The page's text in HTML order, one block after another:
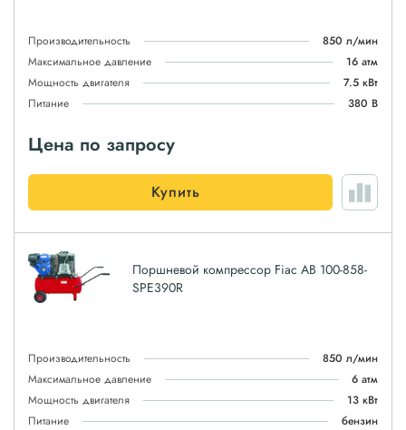
Производительность
850 л/мин
Максимальное давление
16 атм
Мощность двигателя
7.5 кВт
Питание
380 В
Цена по запросу
Купить
Поршневой компрессор Fiac AB 100-858-
SPE390R
Производительность
850 л/мин
Максимальное давление
6 атм
Мощность двигателя
13 кВт
Питание
бензин